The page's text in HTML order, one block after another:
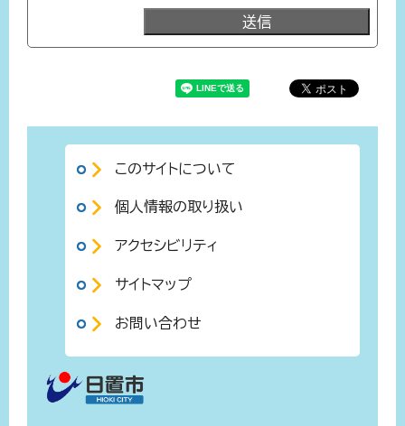
このサイトについて
個人情報の取り扱い
アクセシビリティ
サイトマップ
お問い合わせ